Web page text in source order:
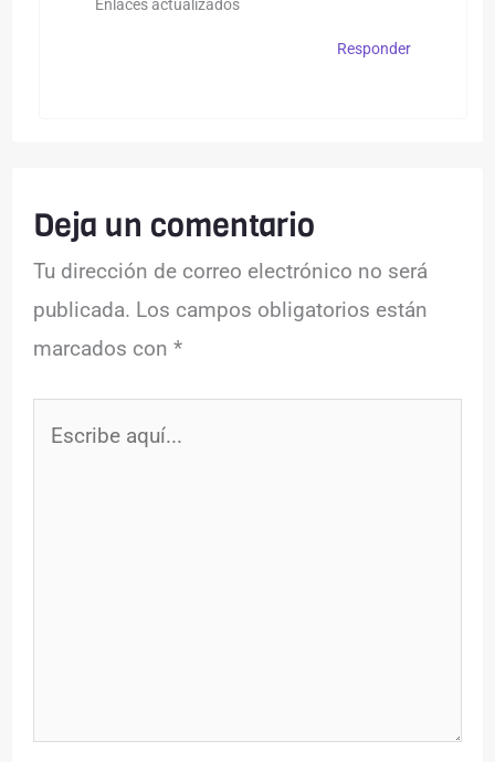
Enlaces actualizados
Responder
Deja un comentario
Tu dirección de correo electrónico no será
publicada. Los campos obligatorios están
marcados con*